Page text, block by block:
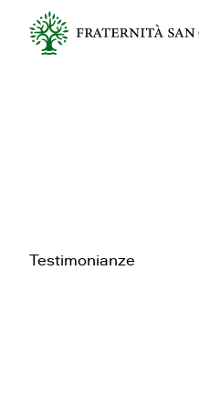
Testimonianze